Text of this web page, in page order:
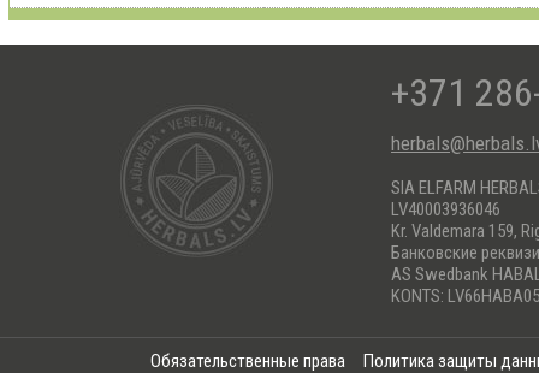
+371
SIA ELFARM
LV40003936046
Kr. Valdemara 159,
Банковские
AS Swedbank
KONTS:
Обязательственные права
Политика защиты